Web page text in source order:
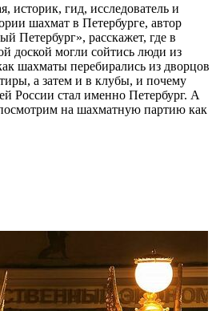
историк, гид, исследователь и
шахмат в Петербурге, автор
Петербург», расскажет, где в
доской могли сойтись люди из
шахматы перебирались из дворцов
а затем и в клубы, и почему
России стал именно Петербург. А
на шахматную партию как